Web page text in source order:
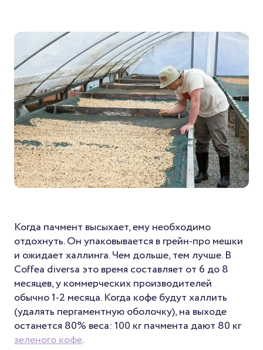
Когда пачмент высыхает, ему необходимо
отдохнуть. Он упаковывается в грейн-про мешки
и ожидает халлинга. Чем дольше, тем лучше. В
Coffea diversa это время составляет от 6 до 8
месяцев, у коммерческих производителей
обычно 1-2 месяца. Когда кофе будут халлить
(удалять пергаментную оболочку), на выходе
останется 80% веса: 100 кг пачмента дают 80 кг
зеленого кофе.